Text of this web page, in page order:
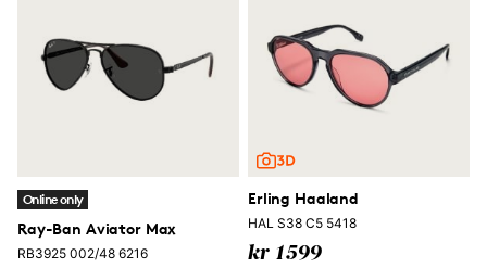
Online only
Ray-Ban Aviator Max
RB3925 002/48 6216
Erling Haaland
HAL S38 C5 5418
kr 1599